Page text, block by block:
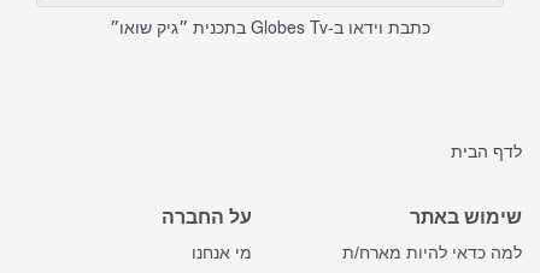
כתבת וידאו ב-Globes Tv בתכנית ״גיק שואו״
לדף הבית
שימוש באתר
למה כדאי להיות מארח/ת
על החברה
מי אנחנו